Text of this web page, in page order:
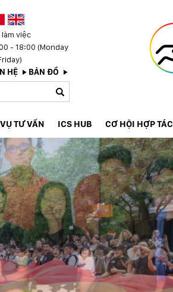
làm việc
- 18:00 (Monday
HỆ
BẢN ĐỒ
TƯ VẤN ICS HUB CƠ HỘI HỢP TÁC